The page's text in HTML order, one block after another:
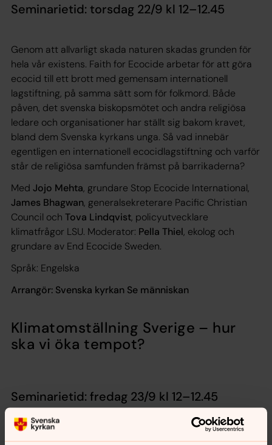
Seminarietid: torsdag 22/9 kl 12–12.45
Genom att allvarligt skada naturen skadas grunden för
hela vår existens. Faith for Ecocide arbetar för att göra
ecocid till ett brott med gemensam internationell
lagstiftning, på samma sätt som för folkmord. Både
påven, det svenska biskopsmötet och andra religiösa
ledare och organisationer har ställt sig bakom kravet,
bland dem Svenska kyrkans unga. Så vad innebär
egentligen en internationell ecocidlagstiftning och varför
står de religiösa samfunden främst på barrikaderna?
Med Jojo Mehta, grundare Stop Ecocide International,
James Bhagwan, generalsekreterare Pacific Christian
Council och Tova Lindqvist, policyutvecklare
klimatfrågor LSU. Moderator: Pella Thiel, ekolog och
grundare av End Ecocide Sweden.
Språk: Engelska
Arrangör: Svenska kyrkan Se människan
Klimatomställning Sverige – hur
ska vi öka tempot?
Seminarietid: fredag 23/9 kl 12–12.45
Sverige ska bli världens första fossilfria välfärdsland.